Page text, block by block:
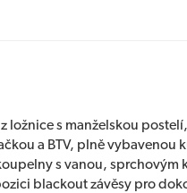
ložnice s manželskou postelí,
a BTV, plně vybavenou
s vanou, sprchovým
blackout závěsy pro